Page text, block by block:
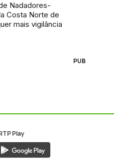
Nadadores-
Costa Norte de
mais vigilância
PUB
Play